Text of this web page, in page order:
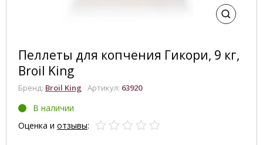
Пеллеты для копчения Гикори, 9 кг,
Broil King
Бренд: Broil King Артикул: 63920
В наличии
Оценка и отзывы: